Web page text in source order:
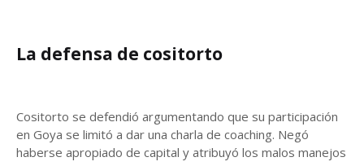
La defensa de cositorto
Cositorto se defendió argumentando que su participación
en Goya se limitó a dar una charla de coaching. Negó
haberse apropiado de capital y atribuyó los malos manejos